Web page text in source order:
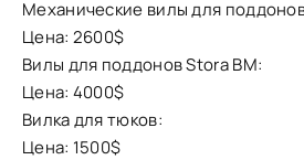
Механические вилы для
Цена: 2600$
Вилы для поддонов Stora BM:
Цена: 4000$
Вилка для тюков:
Цена: 1500$